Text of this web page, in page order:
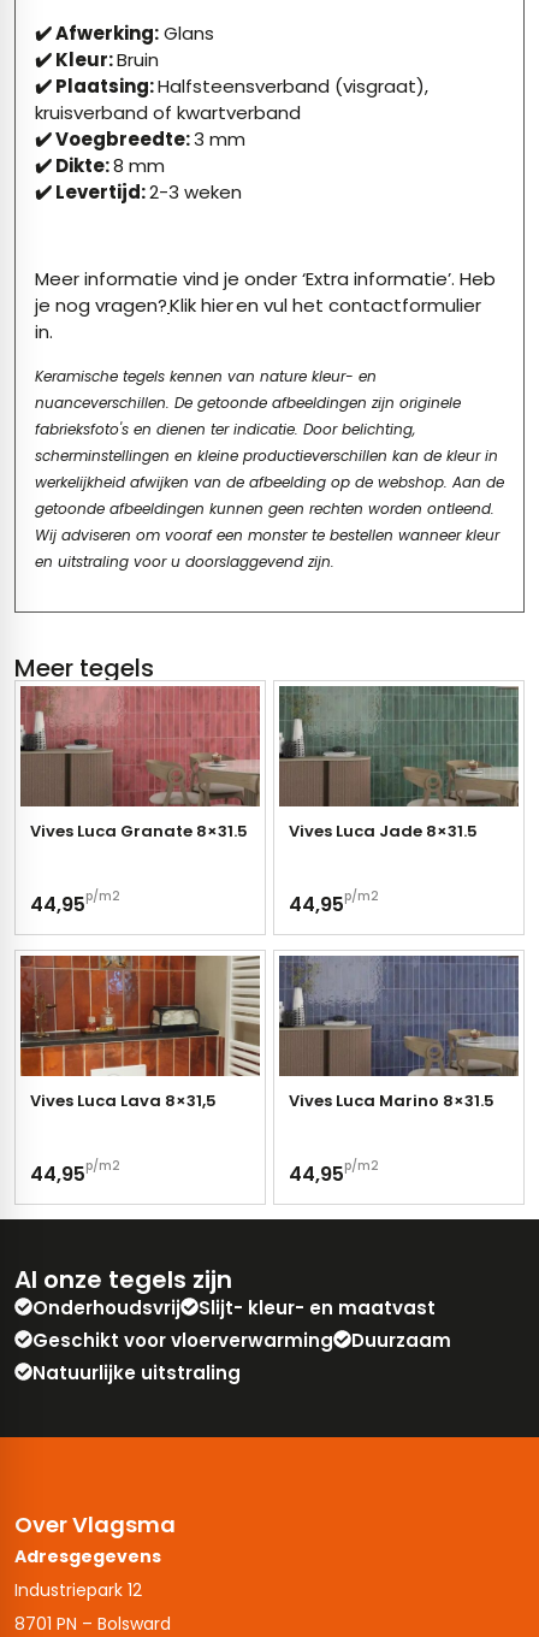
✔️ Afwerking:Glans
✔️ Kleur:Bruin
✔️ Plaatsing:Halfsteensverband (visgraat),
kruisverband of kwartverband
✔️ Voegbreedte:3 mm
✔️ Dikte:8 mm
✔️ Levertijd:2-3 weken
Meer informatie vind je onder ‘Extra informatie’. Heb
je nog vragen?Klik hieren vul het contactformulier
in.
Keramische tegels kennen van nature kleur- en
nuanceverschillen. De getoonde afbeeldingen zijn originele
fabrieksfoto's en dienen ter indicatie. Door belichting,
scherminstellingen en kleine productieverschillen kan de kleur in
werkelijkheid afwijken van de afbeelding op de webshop. Aan de
getoonde afbeeldingen kunnen geen rechten worden ontleend.
Wij adviseren om vooraf een monster te bestellen wanneer kleur
en uitstraling voor u doorslaggevend zijn.
Meer tegels
Vives Luca Granate 8×31.5
44,95p/m2
Vives Luca Jade 8×31.5
44,95p/m2
Vives Luca Lava 8×31,5
44,95p/m2
Vives Luca Marino 8×31.5
44,95p/m2
Al onze tegels zijn
Onderhoudsvrij
Slijt- kleur- en maatvast
Geschikt voor vloerverwarming
Duurzaam
Natuurlijke uitstraling
Over Vlagsma
Adresgegevens
Industriepark 12
8701 PN – Bolsward